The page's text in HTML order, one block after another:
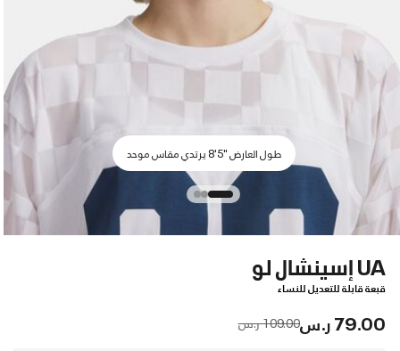
طول العارض "5'8 يرتدي مقاس موحد
UA إسينشال لو
قبعة قابلة للتعديل للنساء
79.00 ر.س Price reduced from
109.00 ر.س to